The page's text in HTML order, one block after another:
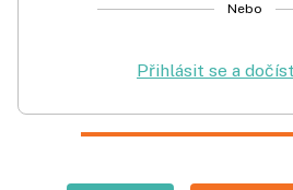
Nebo
Přihlásit se a